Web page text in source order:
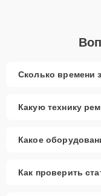
Сколько времени
Какую технику
Какое
Как проверить